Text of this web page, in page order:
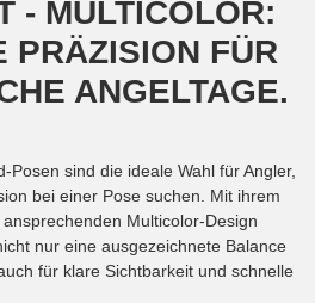
- MULTICOLOR:
PRÄZISION FÜR
ANGELTAGE.
Posen sind die ideale Wahl für Angler,
bei einer Pose suchen. Mit ihrem
Multicolor-Design
nur eine ausgezeichnete Balance
für klare Sichtbarkeit und schnelle